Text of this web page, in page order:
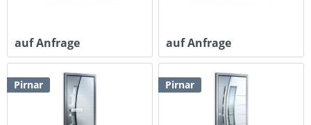
auf Anfrage auf Anfrage
Pirnar Pirnar